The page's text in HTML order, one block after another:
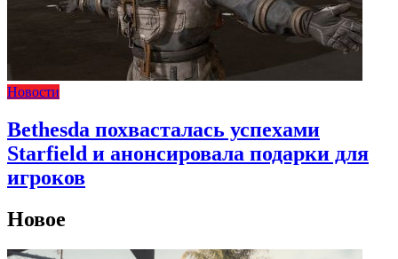
Новости
Bethesda похвасталась успехами
Starfield и анонсировала подарки для
игроков
Новое